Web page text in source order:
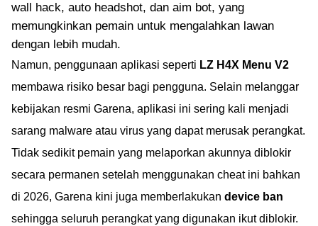
wall hack, auto headshot, dan aim bot, yang
memungkinkan pemain untuk mengalahkan lawan
dengan lebih mudah.
Namun, penggunaan aplikasi seperti LZ H4X Menu V2
membawa risiko besar bagi pengguna. Selain melanggar
kebijakan resmi Garena, aplikasi ini sering kali menjadi
sarang malware atau virus yang dapat merusak perangkat.
Tidak sedikit pemain yang melaporkan akunnya diblokir
secara permanen setelah menggunakan cheat ini bahkan
di 2026, Garena kini juga memberlakukan device ban
sehingga seluruh perangkat yang digunakan ikut diblokir.